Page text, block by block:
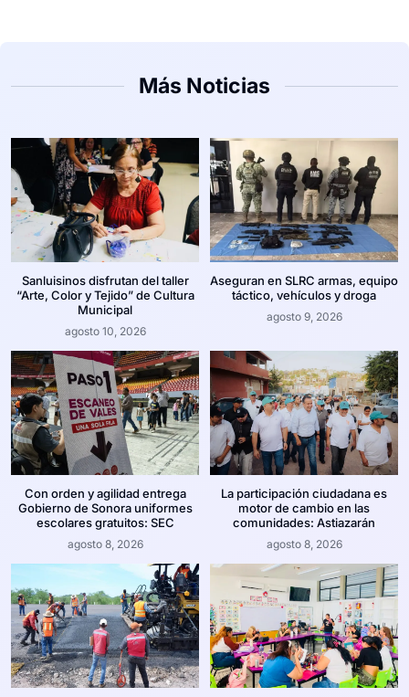
Más Noticias
Sanluisinos disfrutan del taller
“Arte, Color y Tejido” de Cultura
Municipal
agosto 10, 2026
Aseguran en SLRC armas, equipo
táctico, vehículos y droga
agosto 9, 2026
Con orden y agilidad entrega
Gobierno de Sonora uniformes
escolares gratuitos: SEC
agosto 8, 2026
La participación ciudadana es
motor de cambio en las
comunidades: Astiazarán
agosto 8, 2026